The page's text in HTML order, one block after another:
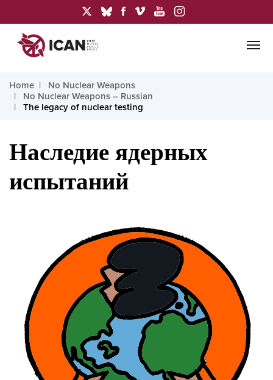
Home
No Nuclear Weapons
No Nuclear Weapons – Russian
The legacy of nuclear testing
Наследие ядерных
испытаний